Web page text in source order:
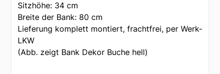
Sitzhöhe: 34 cm
Breite der Bank: 80 cm
Lieferung komplett montiert, frachtfrei, per Werk-
LKW
(Abb. zeigt Bank Dekor Buche hell)